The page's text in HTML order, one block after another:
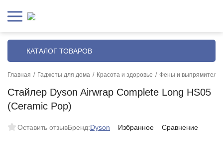
КАТАЛОГ ТОВАРОВ
Главная / Гаджеты для дома / Красота и здоровье / Фены и выпрямители
Стайлер Dyson Airwrap Complete Long HS05
(Ceramic Pop)
Оставить отзывБренд:Dyson Избранное Сравнение